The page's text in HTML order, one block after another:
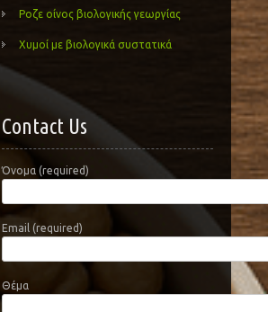
Ροζε οίνος βιολογικής γεωργίας
Χυμοί με βιολογικά συστατικά
Contact Us
Όνομα (required)
Email (required)
Θέμα